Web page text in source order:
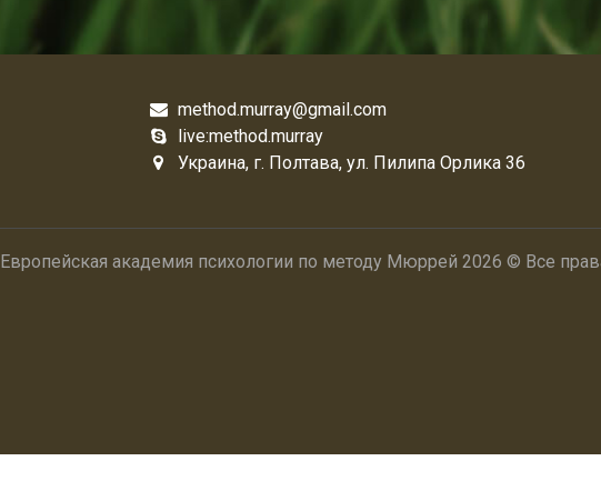
method.murray@gmail.com
live:method.murray
Украина, г. Полтава, ул. Пилипа Орлика 36
Европейская академия психологии по методу Мюррей 2026 © Все